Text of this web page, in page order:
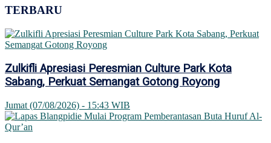
TERBARU
Zulkifli Apresiasi Peresmian Culture Park Kota
Sabang, Perkuat Semangat Gotong Royong
Jumat (07/08/2026) - 15:43 WIB